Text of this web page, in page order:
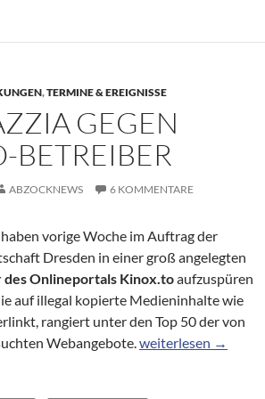
,TERMINE & EREIGNISSE
GEGEN K
ABZOCKNEWS 6 KOMMENTARE
vorige Woche im Auftrag der
Dresden in einer groß angelegten
Onlineportals Kinox.toaufzuspüren
auf illegal kopierte Medieninhalte wie
rangiert unter den Top 50 der von
Webangebote.Großrazzia gegen
weiterlesen →